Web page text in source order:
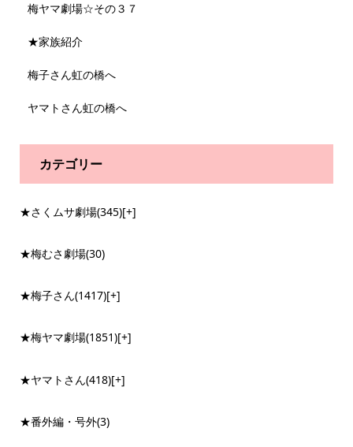
梅ヤマ劇場☆その３７
★家族紹介
梅子さん虹の橋へ
ヤマトさん虹の橋へ
カテゴリー
★さくムサ劇場(345)[+]
★梅むさ劇場(30)
★梅子さん(1417)[+]
★梅ヤマ劇場(1851)[+]
★ヤマトさん(418)[+]
★番外編・号外(3)